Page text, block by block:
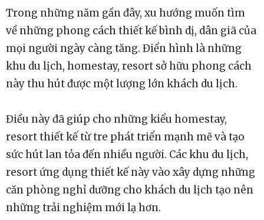
Trong những năm gần đây, xu hướng muốn tìm
về những phong cách thiết kế bình dị, dân giã của
mọi người ngày càng tăng. Điển hình là những
khu du lịch, homestay, resort sở hữu phong cách
này thu hút được một lượng lớn khách du lịch.
Điều này đã giúp cho những kiểu homestay,
resort thiết kế từ tre phát triển mạnh mẽ và tạo
sức hút lan tỏa đến nhiều người. Các khu du lịch,
resort ứng dụng thiết kế này vào xây dựng những
căn phòng nghỉ dưỡng cho khách du lịch tạo nên
những trải nghiệm mới lạ hơn.